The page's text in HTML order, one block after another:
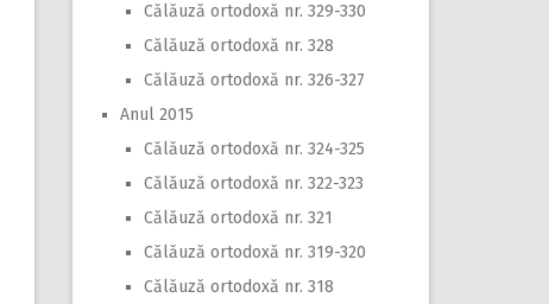
Călăuză ortodoxă nr. 329-330
Călăuză ortodoxă nr. 328
Călăuză ortodoxă nr. 326-327
Anul 2015
Călăuză ortodoxă nr. 324-325
Călăuză ortodoxă nr. 322-323
Călăuză ortodoxă nr. 321
Călăuză ortodoxă nr. 319-320
Călăuză ortodoxă nr. 318